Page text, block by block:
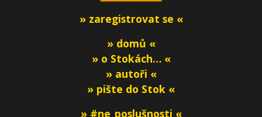
» zaregistrovat se «
» domů «
» o Stokách… «
» autoři «
» pište do Stok «
» #ne_poslušnosti «